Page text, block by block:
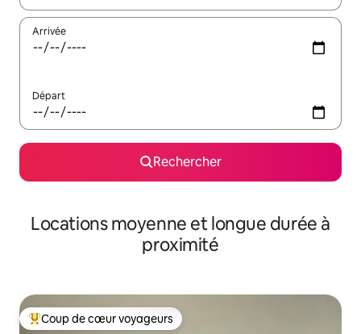
Arrivée
Départ
Rechercher
Locations moyenne et longue durée à
proximité
Coups de cœur voyageurs les plus appréciés
Coup de cœur voyageurs